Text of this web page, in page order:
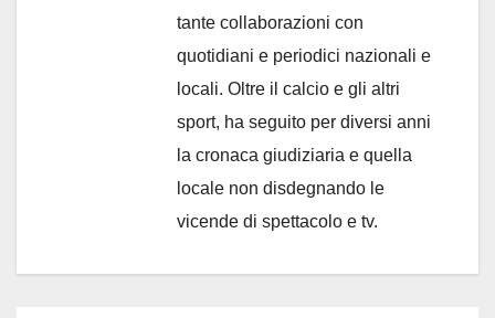
tante collaborazioni con
quotidiani e periodici nazionali e
locali. Oltre il calcio e gli altri
sport, ha seguito per diversi anni
la cronaca giudiziaria e quella
locale non disdegnando le
vicende di spettacolo e tv.